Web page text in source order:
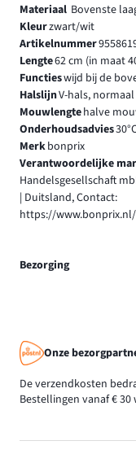
Materiaal Bovenste
Kleurzwart/wit
Artikelnummer
Lengte62 cm (in maat
Functieswijd bij de
HalslijnV-hals, normaal
Mouwlengtehalve
Onderhoudsadvies
Merkbonprix
Verantwoordelijke
Handelsgesellschaft
| Duitsland, Contact:
https://
Bezorging
Onze
De verzendkosten
Bestellingen vanaf €